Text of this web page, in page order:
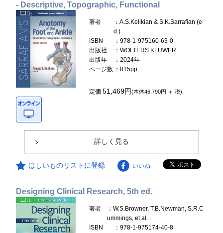
- Descriptive, Topographic, Functional
著者
：A.S.Kelikian & S.K.Sarrafian (e
d.)
ISBN
：978-1-975160-63-0
出版社
：WOLTERS KLUWER
出版年
：2024年
ページ数 ：815pp.
定価51,469円(本体46,790円 ＋ 税)
詳しく見る
ほしいものリストに登録 いいね
Designing Clinical Research, 5th ed.
著者
：W.S.Browner, T.B.Newman, S.R.C
ummings, et al.
ISBN
：978-1-975174-40-8